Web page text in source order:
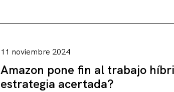
11 noviembre 2024
Amazon pone fin al trabajo
estrategia acertada?